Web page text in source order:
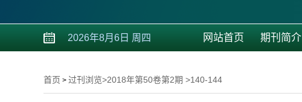
2026年8月6日 周四 网站首页 期刊简介
首页 > 过刊浏览>2018年第50卷第2期 >140-144